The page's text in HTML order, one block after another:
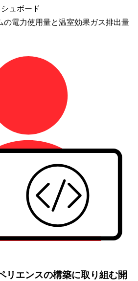
ュボード
の電力使用量と温室効果ガス排出量
リエンスの構築に取り組む開